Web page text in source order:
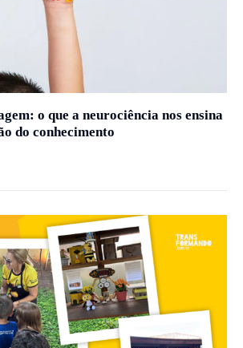
o que a neurociência nos ensina
do conhecimento